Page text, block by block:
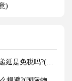
)
境电商卖家请注意)